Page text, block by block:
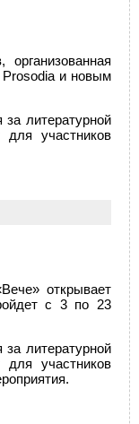
Prosodia и новым
литературной
участников
открывает
с 3 по 23
литературной
участников